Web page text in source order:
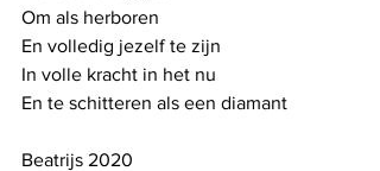
Om als herboren
En volledig jezelf te zijn
In volle kracht in het nu
En te schitteren als een diamant
Beatrijs 2020